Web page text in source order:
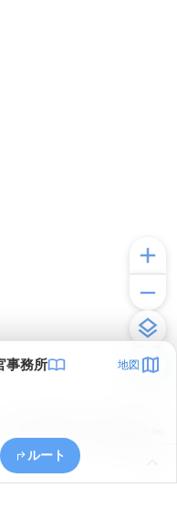
事務所 地図
ルート